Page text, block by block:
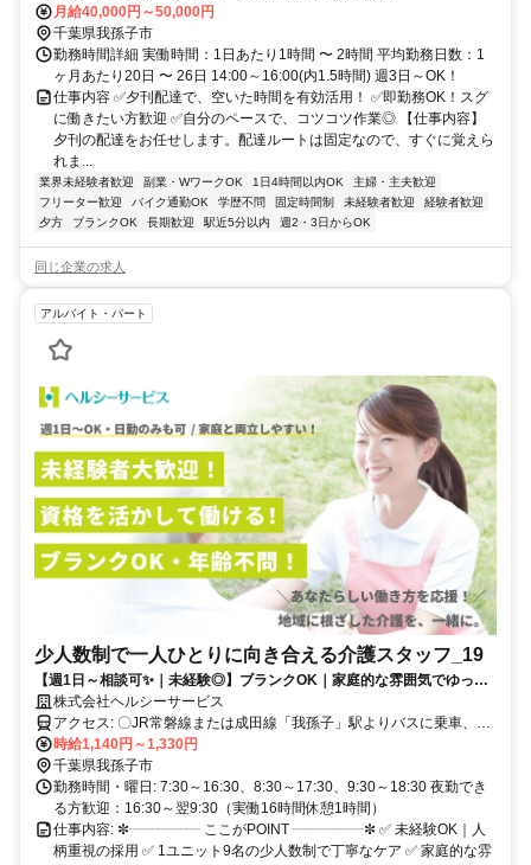
月給40,000円～50,000円
千葉県我孫子市
勤務時間詳細 実働時間：1日あたり1時間 〜 2時間 平均勤務日数：1
ヶ月あたり20日 〜 26日 14:00～16:00(内1.5時間) 週3日～OK！
仕事内容 ✅夕刊配達で、空いた時間を有効活用！ ✅即勤務OK！スグ
に働きたい方歓迎 ✅自分のペースで、コツコツ作業◎ 【仕事内容】
夕刊の配達をお任せします。配達ルートは固定なので、すぐに覚えら
れま...
業界未経験者歓迎 副業・WワークOK 1日4時間以内OK
主婦・主夫歓迎
フリーター歓迎
バイク通勤OK 学歴不問 固定時間制 未経験者歓迎
経験者歓迎
夕方
ブランクOK 長期歓迎 駅近5分以内 週2・3日からOK
同じ企業の求人
アルバイト・パート
少人数制で一人ひとりに向き合える介護スタッフ_19
【週1日～相談可✨｜未経験◎】ブランクOK｜家庭的な雰囲気でゆった
り働ける介護スタッフ募集✨
株式会社ヘルシーサービス
アクセス: 〇JR常磐線または成田線「我孫子」駅よりバスに乗車、
「布施通り」バス停下車、徒歩5分 〇車通勤可・バイク通勤可(駐車場
完備) ※営業所によって異なります。気になる際は遠慮なくご連絡く
ださい。
時給1,140円～1,330円
千葉県我孫子市
勤務時間・曜日: 7:30～16:30、8:30～17:30、9:30～18:30 夜勤でき
る方歓迎：16:30～翌9:30（実働16時間休憩1時間）
仕事内容: ✼┈┈┈┈┈ ここがPOINT ┈┈┈┈┈✼ ✅ 未経験OK｜人
柄重視の採用 ✅ 1ユニット9名の少人数制で丁寧なケア ✅ 家庭的な雰